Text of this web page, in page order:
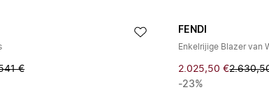
€
FENDI
Enkelrijige Blazer van
2.025,50 €
-23%